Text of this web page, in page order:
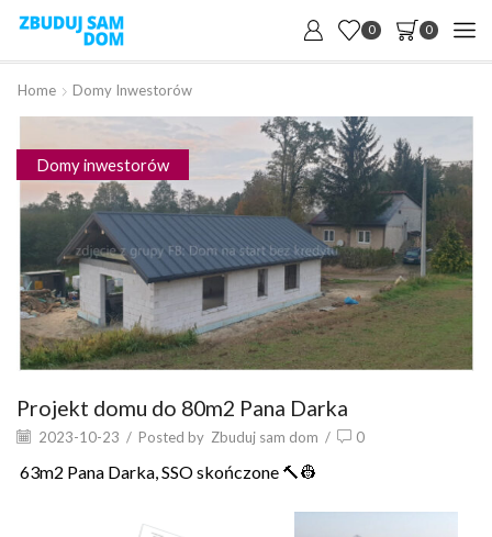
0 0
Home Domy Inwestorów
Domy inwestorów
Projekt domu do 80m2 Pana Darka
2023-10-23 / Posted by Zbuduj sam dom / 0
63m2 Pana Darka, SSO skończone 🔨👷